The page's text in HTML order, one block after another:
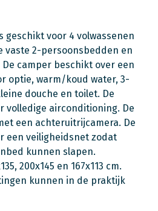
geschikt voor 4 volwassenen
vaste 2-persoonsbedden en
camper beschikt over een
optie, warm/koud water, 3-
douche en toilet. De
volledige airconditioning. De
een achteruitrijcamera. De
een veiligheidsnet zodat
kunnen slapen.
200x145 en 167x113 cm.
kunnen in de praktijk